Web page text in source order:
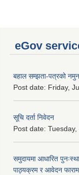
eGov
बहाल सम्झता-पत्रको
Post date: Friday,
सूचि दर्ता निवेदन
Post date:
समुदायमा आधारित
पाठ्यक्रम र आवेदन